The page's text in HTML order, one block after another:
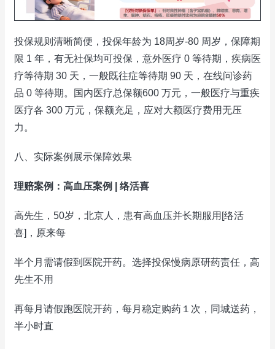
投保规则清晰简便，投保年龄为 18周岁-80 周岁，保障期
限 1 年，有无社保均可投保，意外医疗 0 等待期，疾病医
疗等待期 30 天，一般既往症等待期 90 天，在线问诊药
品 0 等待期。国内医疗总保额600 万元，一般医疗与重疾
医疗各 300 万元，保额充足，应对大额医疗费用无压
力。
八、实际案例展示保障效果
理赔案例：高血压案例 | 络活喜
高先生，50岁，北京人，患有高血压并长期服用[络活
喜]，原来每
半个月需请假到医院开药。选择投保慢病原研药责任，高
先生不用
再每月请假跑医院开药，每月稳定购药１次，同城送药，
半小时直